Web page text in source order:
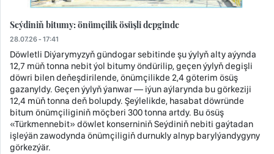
Seýdiniň bitumy: önümçilik ösüşli depginde
28.07.26 - 17:41
Döwletli Diýarymyzyň gündogar sebitinde şu ýylyň alty aýynda
12,7 müň tonna nebit ýol bitumy öndürilip, geçen ýylyň degişli
döwri bilen deňeşdirilende, önümçilikde 2,4 göterim ösüş
gazanyldy. Geçen ýylyň ýanwar — iýun aýlarynda bu görkeziji
12,4 müň tonna deň bolupdy. Şeýlelikde, hasabat döwründe
bitum önümçiliginiň möçberi 300 tonna artdy. Bu ösüş
«Türkmennebit» döwlet konserniniň Seýdiniň nebiti gaýtadan
işleýän zawodynda önümçiligiň durnukly alnyp barylýandygyny
görkezýär.